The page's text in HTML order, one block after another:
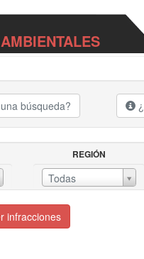
búsqueda?
REGIÓN
Todas
SECTORREGIÓN
infracciones